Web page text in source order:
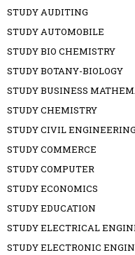
STUDY AUDITING
STUDY AUTOMOBILE
STUDY BIO CHEMISTRY
STUDY BOTANY-BIOLOGY
STUDY BUSINESS
STUDY CHEMISTRY
STUDY CIVIL ENGINEERING
STUDY COMMERCE
STUDY COMPUTER
STUDY ECONOMICS
STUDY EDUCATION
STUDY ELECTRICAL
STUDY ELECTRONIC